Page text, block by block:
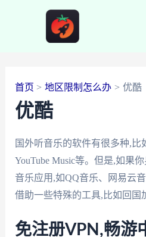
首页 地区限制怎么办 优酷
优酷
国外听音乐的软件有很多种,比
YouTube Music等。但是,如果
音乐应用,如QQ音乐、网易云
借助一些特殊的工具,比如回国
免注册VPN,畅游